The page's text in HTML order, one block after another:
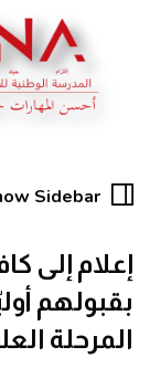
Sidebar
إعلام إلى
بقبولهم
المرحلة